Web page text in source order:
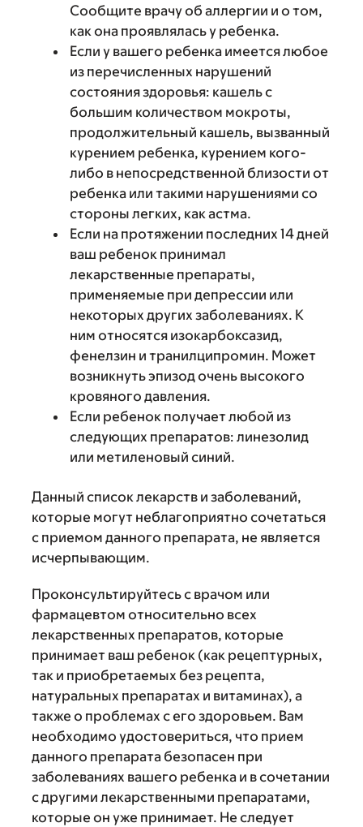
Сообщите врачу об аллергии и о том,
как она проявлялась у ребенка.
Если у вашего ребенка имеется любое
из перечисленных нарушений
состояния здоровья: кашель с
большим количеством мокроты,
продолжительный кашель, вызванный
курением ребенка, курением кого-
либо в непосредственной близости от
ребенка или такими нарушениями со
стороны легких, как астма.
Если на протяжении последних 14 дней
ваш ребенок принимал
лекарственные препараты,
применяемые при депрессии или
некоторых других заболеваниях. К
ним относятся изокарбоксазид,
фенелзин и транилципромин. Может
возникнуть эпизод очень высокого
кровяного давления.
Если ребенок получает любой из
следующих препаратов: линезолид
или метиленовый синий.
Данный список лекарств и заболеваний,
которые могут неблагоприятно сочетаться
с приемом данного препарата, не является
исчерпывающим.
Проконсультируйтесь с врачом или
фармацевтом относительно всех
лекарственных препаратов, которые
принимает ваш ребенок (как рецептурных,
так и приобретаемых без рецепта,
натуральных препаратах и витаминах), а
также о проблемах с его здоровьем. Вам
необходимо удостовериться, что прием
данного препарата безопасен при
заболеваниях вашего ребенка и в сочетании
с другими лекарственными препаратами,
которые он уже принимает. Не следует